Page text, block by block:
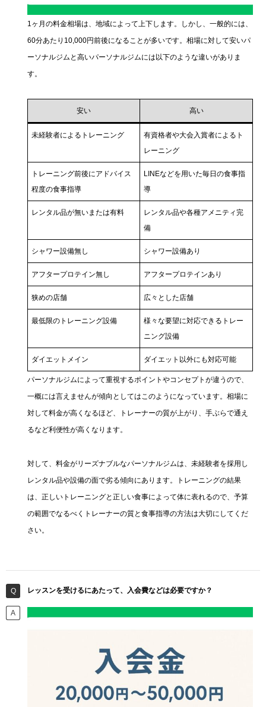
1ヶ月の料金相場は、地域によって上下します。しかし、一般的には、
60分あたり10,000円前後になることが多いです。相場に対して安いパ
ーソナルジムと高いパーソナルジムには以下のような違いがありま
す。
安い 高い
未経験者によるトレーニング
有資格者や大会入賞者によるト
レーニング
トレーニング前後にアドバイス
程度の食事指導
LINEなどを用いた毎日の食事指
導
レンタル品が無いまたは有料
レンタル品や各種アメニティ完
備
シャワー設備無し シャワー設備あり
アフタープロテイン無し アフタープロテインあり
狭めの店舗 広々とした店舗
最低限のトレーニング設備
様々な要望に対応できるトレー
ニング設備
ダイエットメイン ダイエット以外にも対応可能
パーソナルジムによって重視するポイントやコンセプトが違うので、
一概には言えませんが傾向としてはこのようになっています。相場に
対して料金が高くなるほど、トレーナーの質が上がり、手ぶらで通え
るなど利便性が高くなります。
対して、料金がリーズナブルなパーソナルジムは、未経験者を採用し
レンタル品や設備の面で劣る傾向にあります。トレーニングの結果
は、正しいトレーニングと正しい食事によって体に表れるので、予算
の範囲でなるべくトレーナーの質と食事指導の方法は大切にしてくだ
さい。
レッスンを受けるにあたって、入会費などは必要ですか？